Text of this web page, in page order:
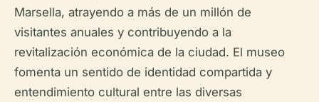
Marsella, atrayendo a más de un millón de
visitantes anuales y contribuyendo a la
revitalización económica de la ciudad. El museo
fomenta un sentido de identidad compartida y
entendimiento cultural entre las diversas